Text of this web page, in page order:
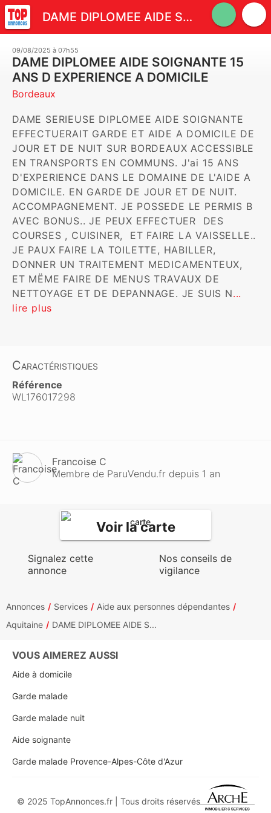
DAME DIPLOMEE AIDE SOIGNANTE 15 ANS D EXPERIENCE A DOMICILE
09/08/2025 à 07h55
DAME DIPLOMEE AIDE SOIGNANTE 15
ANS D EXPERIENCE A DOMICILE
Bordeaux
DAME SERIEUSE DIPLOMEE AIDE SOIGNANTE
EFFECTUERAIT GARDE ET AIDE A DOMICILE DE
JOUR ET DE NUIT SUR BORDEAUX ACCESSIBLE
EN TRANSPORTS EN COMMUNS. J'ai 15 ANS
D'EXPERIENCE DANS LE DOMAINE DE L'AIDE A
DOMICILE. EN GARDE DE JOUR ET DE NUIT.
ACCOMPAGNEMENT. JE POSSEDE LE PERMIS B
AVEC BONUS.. JE PEUX EFFECTUER  DES
COURSES , CUISINER,  ET FAIRE LA VAISSELLE..
JE PAUX FAIRE LA TOILETTE, HABILLER,
DONNER UN TRAITEMENT MEDICAMENTEUX,
ET MËME FAIRE DE MENUS TRAVAUX DE
NETTOYAGE ET DE DEPANNAGE. JE SUIS N...
lire plus
Caractéristiques
Référence
WL176017298
Francoise C
Membre de ParuVendu.fr depuis 1 an
Voir la carte
Signalez cette
annonce
Nos conseils de
vigilance
Annonces Services
Aide aux personnes dépendantes
Aquitaine
DAME DIPLOMEE AIDE S...
VOUS AIMEREZ AUSSI
Aide à domicile
Garde malade
Garde malade nuit
Aide soignante
Garde malade Provence-Alpes-Côte d'Azur
© 2025 TopAnnonces.fr | Tous droits réservés